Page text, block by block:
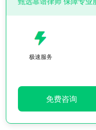
极速服务
免费咨询